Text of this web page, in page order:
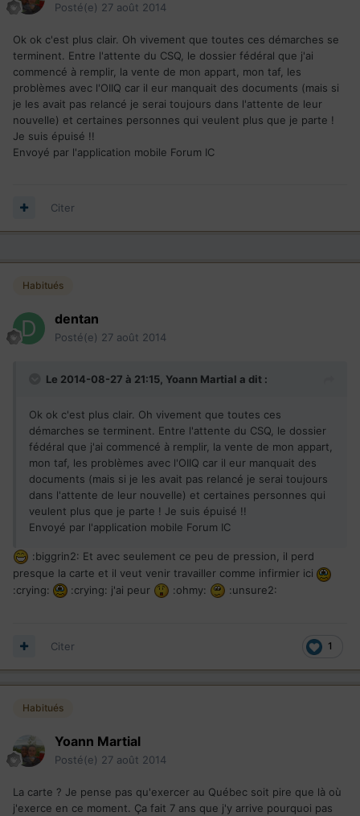
Posté(e) 27 août 2014
Ok ok c'est plus clair. Oh vivement que toutes ces démarches se
terminent. Entre l'attente du CSQ, le dossier fédéral que j'ai
commencé à remplir, la vente de mon appart, mon taf, les
problèmes avec l'OIIQ car il eur manquait des documents (mais si
je les avait pas relancé je serai toujours dans l'attente de leur
nouvelle) et certaines personnes qui veulent plus que je parte !
Je suis épuisé !!
Envoyé par l'application mobile Forum IC
Citer
Habitués
dentan
Posté(e) 27 août 2014
Le 2014-08-27 à 21:15, Yoann Martial a dit :
Ok ok c'est plus clair. Oh vivement que toutes ces
démarches se terminent. Entre l'attente du CSQ, le dossier
fédéral que j'ai commencé à remplir, la vente de mon appart,
mon taf, les problèmes avec l'OIIQ car il eur manquait des
documents (mais si je les avait pas relancé je serai toujours
dans l'attente de leur nouvelle) et certaines personnes qui
veulent plus que je parte ! Je suis épuisé !!
Envoyé par l'application mobile Forum IC
:biggrin2: Et avec seulement ce peu de pression, il perd
presque la carte et il veut venir travailler comme infirmier ici
:crying:
:crying: j'ai peur :ohmy: :unsure2:
1
Citer
Habitués
Yoann Martial
Posté(e) 27 août 2014
La carte ? Je pense pas qu'exercer au Québec soit pire que là où
j'exerce en ce moment. Ça fait 7 ans que j'y arrive pourquoi pas